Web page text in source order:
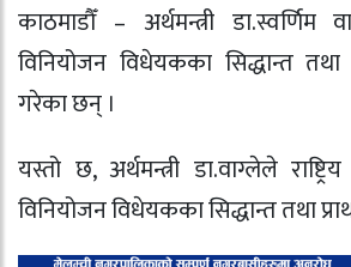
काठमाडौँ – अर्थमन्त्री डा.स्वर्णिम
विनियोजन विधेयकका सिद्धान्त
गरेका छन् ।
यस्तो छ, अर्थमन्त्री डा.वाग्लेले
विनियोजन विधेयकका सिद्धान्त तथा